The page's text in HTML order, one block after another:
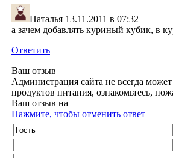
Наталья 13.11.2011 в 07:32
а зачем добавлять куриный кубик, в
Ответить
Ваш отзыв
Администрация сайта не всегда
продуктов питания, ознакомьтесь,
Ваш отзыв на
Нажмите, чтобы отменить ответ